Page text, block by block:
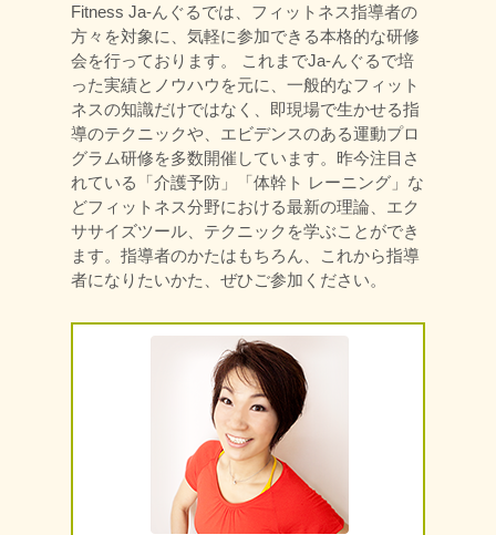
Fitness Ja-んぐるでは、フィットネス指導者の
方々を対象に、気軽に参加できる本格的な研修
会を行っております。 これまでJa-んぐるで培
った実績とノウハウを元に、一般的なフィット
ネスの知識だけではなく、即現場で生かせる指
導のテクニックや、エビデンスのある運動プロ
グラム研修を多数開催しています。昨今注目さ
れている「介護予防」「体幹ト レーニング」な
どフィットネス分野における最新の理論、エク
ササイズツール、テクニックを学ぶことができ
ます。指導者のかたはもちろん、これから指導
者になりたいかた、ぜひご参加ください。